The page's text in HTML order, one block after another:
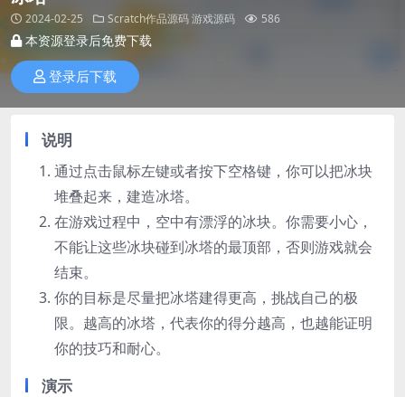
2024-02-25 Scratch作品源码游戏源码 586
本资源登录后免费下载
登录后下载
说明
通过点击鼠标左键或者按下空格键，你可以把冰块
堆叠起来，建造冰塔。
在游戏过程中，空中有漂浮的冰块。你需要小心，
不能让这些冰块碰到冰塔的最顶部，否则游戏就会
结束。
你的目标是尽量把冰塔建得更高，挑战自己的极
限。越高的冰塔，代表你的得分越高，也越能证明
你的技巧和耐心。
演示